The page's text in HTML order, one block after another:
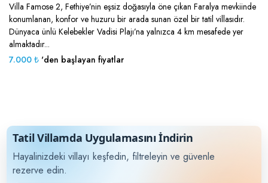
Villa Famose 2, Fethiye’nin eşsiz doğasıyla öne çıkan Faralya mevkiinde
konumlanan, konfor ve huzuru bir arada sunan özel bir tatil villasıdır.
Dünyaca ünlü Kelebekler Vadisi Plajı’na yalnızca 4 km mesafede yer
almaktadır...
7.000 ₺ 'den başlayan fiyatlar
Tatil Villamda Uygulamasını İndirin
Hayalinizdeki villayı keşfedin, filtreleyin ve güvenle
rezerve edin.